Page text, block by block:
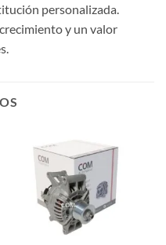
personalizada.
y un valor